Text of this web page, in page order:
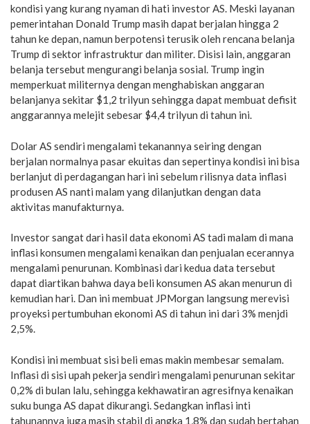
kondisi yang kurang nyaman di hati investor AS. Meski layanan
pemerintahan Donald Trump masih dapat berjalan hingga 2
tahun ke depan, namun berpotensi terusik oleh rencana belanja
Trump di sektor infrastruktur dan militer. Disisi lain, anggaran
belanja tersebut mengurangi belanja sosial. Trump ingin
memperkuat militernya dengan menghabiskan anggaran
belanjanya sekitar $1,2 trilyun sehingga dapat membuat defisit
anggarannya melejit sebesar $4,4 trilyun di tahun ini.
Dolar AS sendiri mengalami tekanannya seiring dengan
berjalan normalnya pasar ekuitas dan sepertinya kondisi ini bisa
berlanjut di perdagangan hari ini sebelum rilisnya data inflasi
produsen AS nanti malam yang dilanjutkan dengan data
aktivitas manufakturnya.
Investor sangat dari hasil data ekonomi AS tadi malam di mana
inflasi konsumen mengalami kenaikan dan penjualan ecerannya
mengalami penurunan. Kombinasi dari kedua data tersebut
dapat diartikan bahwa daya beli konsumen AS akan menurun di
kemudian hari. Dan ini membuat JPMorgan langsung merevisi
proyeksi pertumbuhan ekonomi AS di tahun ini dari 3% menjdi
2,5%.
Kondisi ini membuat sisi beli emas makin membesar semalam.
Inflasi di sisi upah pekerja sendiri mengalami penurunan sekitar
0,2% di bulan lalu, sehingga kekhawatiran agresifnya kenaikan
suku bunga AS dapat dikurangi. Sedangkan inflasi inti
tahunannya juga masih stabil di angka 1,8% dan sudah bertahan